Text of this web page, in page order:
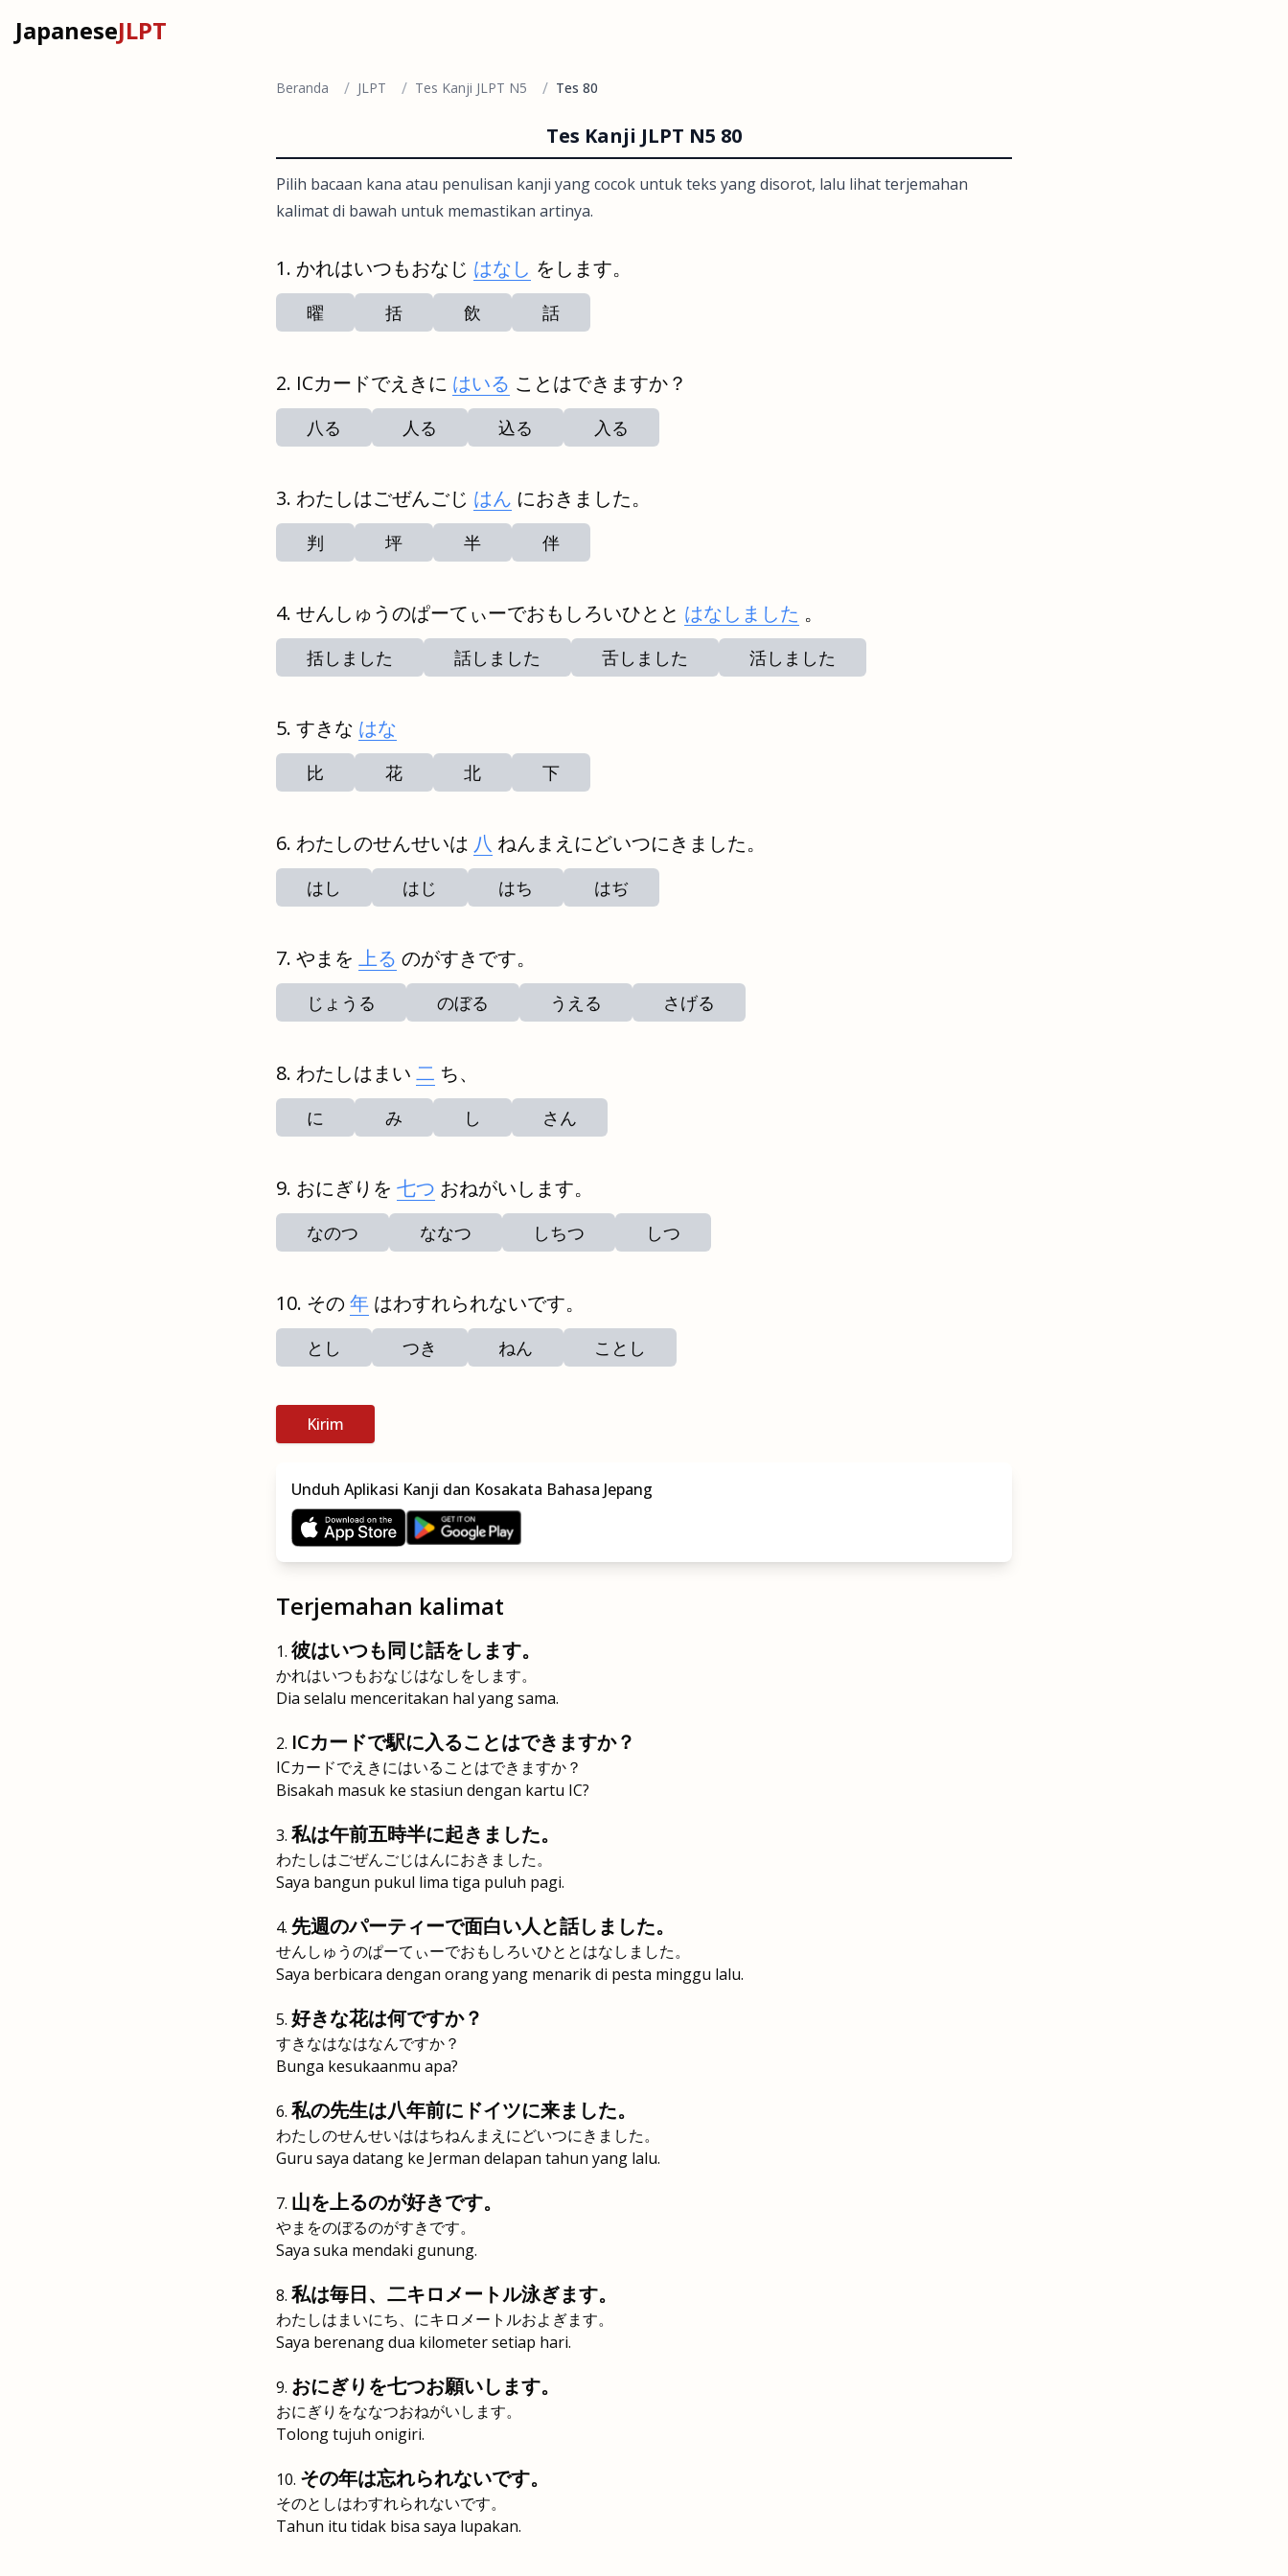
JapaneseJLPT
Beranda / JLPT / Tes Kanji JLPT N5 / Tes 80
Tes Kanji JLPT N5 80
Pilih bacaan kana atau penulisan kanji yang cocok untuk teks yang disorot, lalu lihat terjemahan
kalimat di bawah untuk memastikan artinya.
かれはいつもおなじ はなし をします。
曜 括 飲 話
ICカードでえきに はいる ことはできますか？
八る 人る 込る 入る
わたしはごぜんごじ はん におきました。
判 坪 半 伴
せんしゅうのぱーてぃーでおもしろいひとと はなしました 。
括しました 話しました 舌しました 活しました
すきな はな
比 花 北 下
わたしのせんせいは 八 ねんまえにどいつにきました。
はし はじ はち はぢ
やまを 上る のがすきです。
じょうる のぼる うえる さげる
わたしはまい 二 ち、
に み し さん
おにぎりを 七つ おねがいします。
なのつ ななつ しちつ しつ
その 年 はわすれられないです。
とし つき ねん ことし
Kirim
Unduh Aplikasi Kanji dan Kosakata Bahasa Jepang
Terjemahan kalimat
彼はいつも同じ話をします。
かれはいつもおなじはなしをします。
Dia selalu menceritakan hal yang sama.
ICカードで駅に入ることはできますか？
ICカードでえきにはいることはできますか？
Bisakah masuk ke stasiun dengan kartu IC?
私は午前五時半に起きました。
わたしはごぜんごじはんにおきました。
Saya bangun pukul lima tiga puluh pagi.
先週のパーティーで面白い人と話しました。
せんしゅうのぱーてぃーでおもしろいひととはなしました。
Saya berbicara dengan orang yang menarik di pesta minggu lalu.
好きな花は何ですか？
すきなはなはなんですか？
Bunga kesukaanmu apa?
私の先生は八年前にドイツに来ました。
わたしのせんせいははちねんまえにどいつにきました。
Guru saya datang ke Jerman delapan tahun yang lalu.
山を上るのが好きです。
やまをのぼるのがすきです。
Saya suka mendaki gunung.
私は毎日、二キロメートル泳ぎます。
わたしはまいにち、にキロメートルおよぎます。
Saya berenang dua kilometer setiap hari.
おにぎりを七つお願いします。
おにぎりをななつおねがいします。
Tolong tujuh onigiri.
その年は忘れられないです。
そのとしはわすれられないです。
Tahun itu tidak bisa saya lupakan.